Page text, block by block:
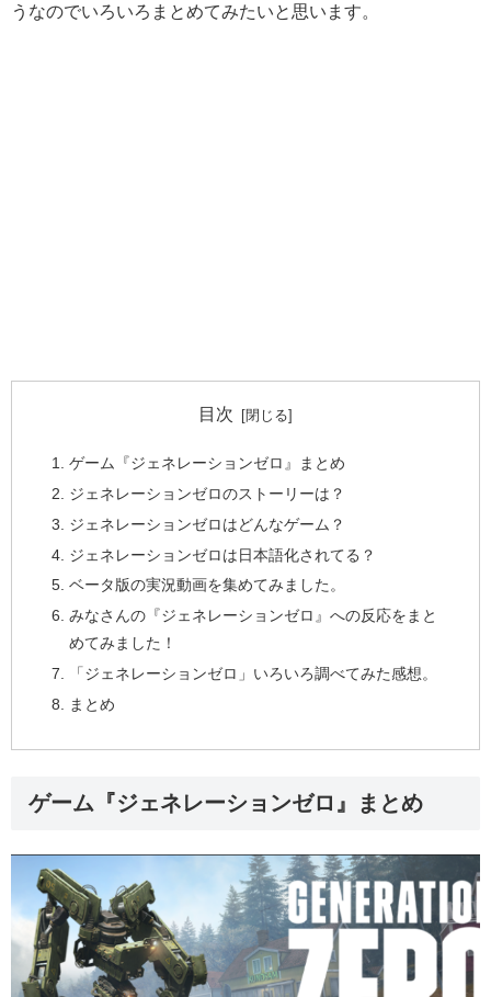
うなのでいろいろまとめてみたいと思います。
目次
ゲーム『ジェネレーションゼロ』まとめ
ジェネレーションゼロのストーリーは？
ジェネレーションゼロはどんなゲーム？
ジェネレーションゼロは日本語化されてる？
ベータ版の実況動画を集めてみました。
みなさんの『ジェネレーションゼロ』への反応をまと
めてみました！
「ジェネレーションゼロ」いろいろ調べてみた感想。
まとめ
ゲーム『ジェネレーションゼロ』まとめ